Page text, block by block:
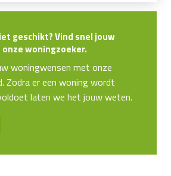
geschikt? Vind snel jouw
woningzoeker.
woningwensen met onze
Zodra er een woning wordt
laten we het jouw weten.